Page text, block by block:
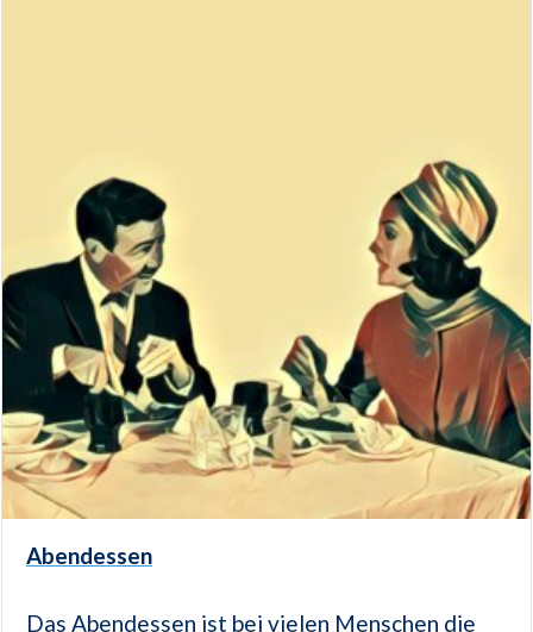
Abendessen
Das Abendessen ist bei vielen Menschen die